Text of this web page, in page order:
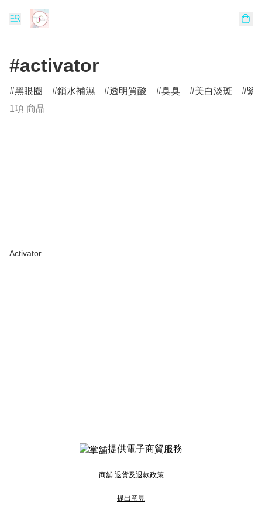
#activator
黑眼圈 鎖水補濕 透明質酸 臭臭 美白淡斑
緊
1項 商品
Activator
提供電子商貿服務
商舖 退貨及退款政策
提出意見